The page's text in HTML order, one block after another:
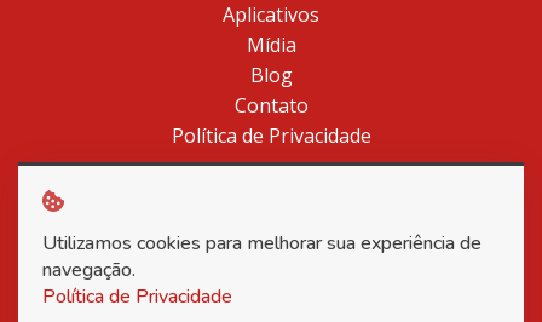
Aplicativos
Mídia
Blog
Contato
Política de Privacidade
Copyright © 2026 Associação Nacional dos Inventores -
Todos os direitos reservados.
Utilizamos cookies para melhorar sua experiência de
navegação.
Política de Privacidade